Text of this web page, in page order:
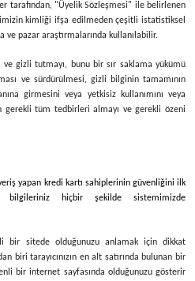
tarafından, "Üyelik Sözleşmesi" ile belirlenen
kimliği ifşa edilmeden çeşitli istatistiksel
pazar araştırmalarında kullanılabilir.
gizli tutmayı, bunu bir sır saklama yükümü
ve sürdürülmesi, gizli bilginin tamamının
girmesini veya yetkisiz kullanımını veya
gerekli tüm tedbirleri almayı ve gerekli özeni
yapan kredi kartı sahiplerinin güvenliğini ilk
bilgileriniz hiçbir şekilde sistemimizde
bir sitede olduğunuzu anlamak için dikkat
biri tarayıcınızın en alt satırında bulunan bir
bir internet sayfasında olduğunuzu gösterir